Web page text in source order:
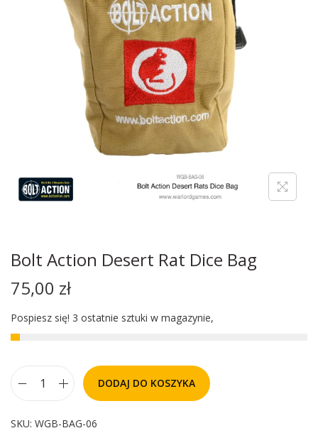
Bolt Action Desert Rat Dice Bag
75,00 zł
Pospiesz się! 3 ostatnie sztuki w magazynie,
DODAJ DO KOSZYKA
SKU: WGB-BAG-06